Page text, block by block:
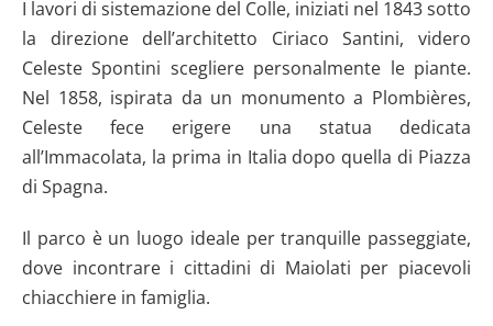
I lavori di sistemazione del Colle, iniziati nel 1843 sotto
la direzione dell’architetto Ciriaco Santini, videro
Celeste Spontini scegliere personalmente le piante.
Nel 1858, ispirata da un monumento a Plombières,
Celeste fece erigere una statua dedicata
all’Immacolata, la prima in Italia dopo quella di Piazza
di Spagna.
Il parco è un luogo ideale per tranquille passeggiate,
dove incontrare i cittadini di Maiolati per piacevoli
chiacchiere in famiglia.